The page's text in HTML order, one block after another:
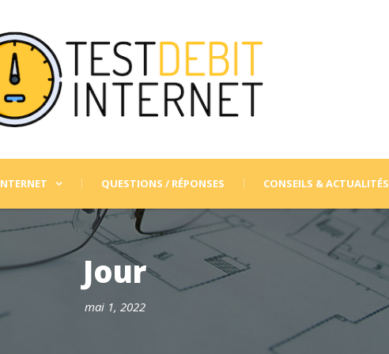
QUESTIONS / RÉPONSES CONSEILS & ACTUALITÉS
Jour
mai 1, 2022